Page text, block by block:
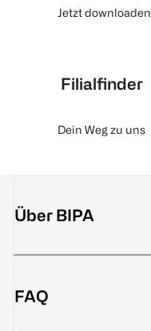
Jetzt downloaden
Filialfinder
Dein Weg zu uns
Über BIPA
FAQ